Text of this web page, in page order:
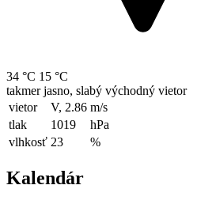
34 °C 15 °C
takmer jasno, slabý východný vietor
vietor
V, 2.86 m/s
tlak
1019
hPa
vlhkosť 23 %
Kalendár